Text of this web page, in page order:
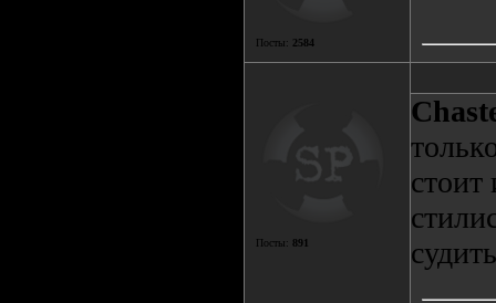
Посты: 2584
Посты: 891